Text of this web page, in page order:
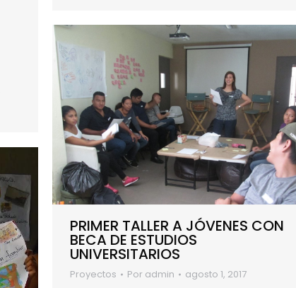
PRIMER TALLER A JÓVENES CON
BECA DE ESTUDIOS
UNIVERSITARIOS
Proyectos Por admin agosto 1, 2017